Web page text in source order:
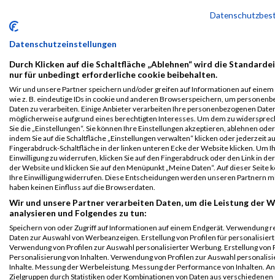
München
SKFV
B2Run
Teamwertung
männlich
7314 Ladane Said 0000 GER
SKFV
Group
B2Run
München
Teamwertung
mixed
7314 Ladane Said 0000 GER
SKFV
BMW
Group
Legende:
Team Position, DNS = Did not start, DNF = Did not finish, DQ =
Disqualifiziert
Datenschutzeinstellungen
Durch Klicken auf die Schaltfläche „Ablehnen“ wird die
nur für unbedingt erforderliche cookie beibehalten.
Wir und unsere Partner speichern und/oder greifen auf Informationen auf einem
wie z. B. eindeutige IDs in cookie und anderen Browserspeichern, um
Daten zu verarbeiten. Einige Anbieter verarbeiten Ihre personenbezogenen
möglicherweise aufgrund eines berechtigten Interesses. Um dem zu
Sie die „Einstellungen“. Sie können Ihre Einstellungen akzeptieren, ablehnen
indem Sie auf die Schaltfläche „Einstellungen verwalten“ klicken oder jederzeit
Fingerabdruck-Schaltfläche in der linken unteren Ecke der Website klicken. Um
Einwilligung zu widerrufen, klicken Sie auf den Fingerabdruck oder den Link in
der Website und klicken Sie auf den Menüpunkt „Meine Daten“. Auf dieser Seite
Ihre Einwilligung widerrufen. Diese Entscheidungen werden unseren Partnern
haben keinen Einfluss auf die Browserdaten.
Wir und unsere Partner verarbeiten Daten, um die Leistung der
analysieren und Folgendes zu tun:
Speichern von oder Zugriff auf Informationen auf einem Endgerät. Verwendung
Daten zur Auswahl von Werbeanzeigen. Erstellung von Profilen für
Verwendung von Profilen zur Auswahl personalisierter Werbung. Erstellung von
Personalisierung von Inhalten. Verwendung von Profilen zur Auswahl
Inhalte. Messung der Werbeleistung. Messung der Performance von Inhalten.
Zielgruppen durch Statistiken oder Kombinationen von Daten aus